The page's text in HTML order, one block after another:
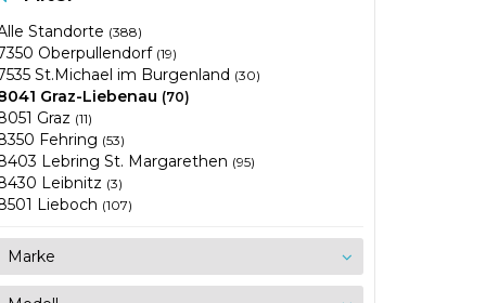
Standorte (388)
Oberpullendorf (19)
St.Michael im Burgenland (30)
Graz-Liebenau (70)
Graz (11)
Fehring (53)
Lebring St. Margarethen (95)
Leibnitz (3)
Lieboch (107)